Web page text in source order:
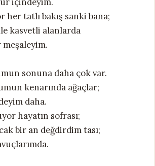
her tatlı bakış sanki bana;
kasvetli alanlarda
sonuna daha çok var.
kenarında ağaçlar;
daha.
hayatın sofrası;
bir an değdirdim tası;